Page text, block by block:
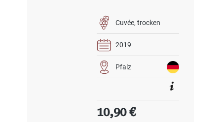
Cuvée trocken
2019
Pfalz
Regulärer Preis:
10,90 €